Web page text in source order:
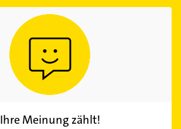
Ihre Meinung zählt!